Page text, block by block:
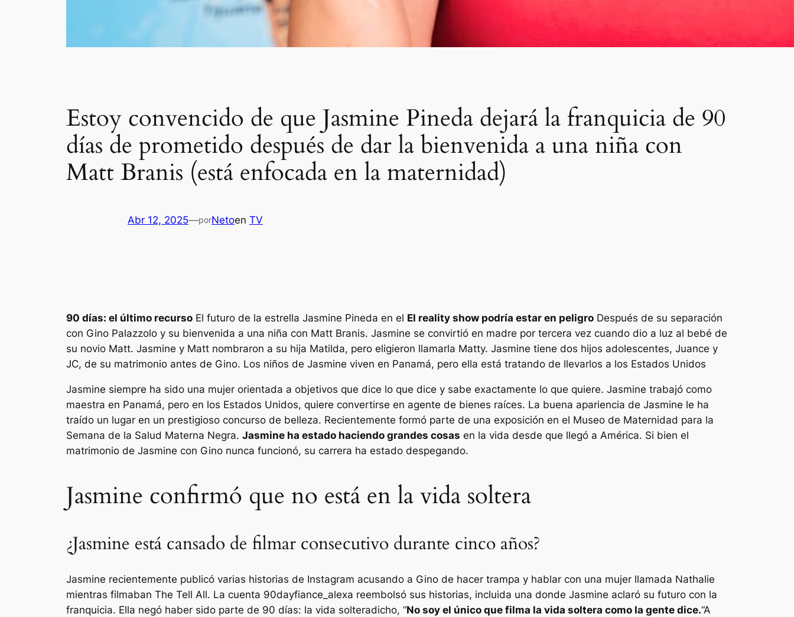
Estoy convencido de que Jasmine Pineda dejará la franquicia de 90
días de prometido después de dar la bienvenida a una niña con
Matt Branis (está enfocada en la maternidad)
Abr 12, 2025—porNetoen TV
90 días: el último recurso El futuro de la estrella Jasmine Pineda en el El reality show podría estar en peligro Después de su separación
con Gino Palazzolo y su bienvenida a una niña con Matt Branis. Jasmine se convirtió en madre por tercera vez cuando dio a luz al bebé de
su novio Matt. Jasmine y Matt nombraron a su hija Matilda, pero eligieron llamarla Matty. Jasmine tiene dos hijos adolescentes, Juance y
JC, de su matrimonio antes de Gino. Los niños de Jasmine viven en Panamá, pero ella está tratando de llevarlos a los Estados Unidos
Jasmine siempre ha sido una mujer orientada a objetivos que dice lo que dice y sabe exactamente lo que quiere. Jasmine trabajó como
maestra en Panamá, pero en los Estados Unidos, quiere convertirse en agente de bienes raíces. La buena apariencia de Jasmine le ha
traído un lugar en un prestigioso concurso de belleza. Recientemente formó parte de una exposición en el Museo de Maternidad para la
Semana de la Salud Materna Negra. Jasmine ha estado haciendo grandes cosas en la vida desde que llegó a América. Si bien el
matrimonio de Jasmine con Gino nunca funcionó, su carrera ha estado despegando.
Jasmine confirmó que no está en la vida soltera
¿Jasmine está cansado de filmar consecutivo durante cinco años?
Jasmine recientemente publicó varias historias de Instagram acusando a Gino de hacer trampa y hablar con una mujer llamada Nathalie
mientras filmaban The Tell All. La cuenta 90dayfiance_alexa reembolsó sus historias, incluida una donde Jasmine aclaró su futuro con la
franquicia. Ella negó haber sido parte de 90 días: la vida solteradicho, “No soy el único que filma la vida soltera como la gente dice.“A